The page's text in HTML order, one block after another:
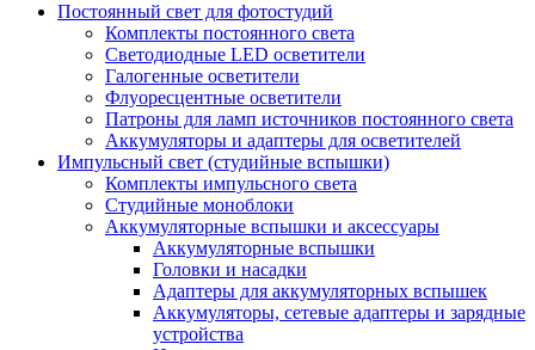
Постоянный свет для фотостудий
Комплекты постоянного света
Светодиодные LED осветители
Галогенные осветители
Флуоресцентные осветители
Патроны для ламп источников постоянного света
Аккумуляторы и адаптеры для осветителей
Импульсный свет (студийные вспышки)
Комплекты импульсного света
Студийные моноблоки
Аккумуляторные вспышки и аксессуары
Аккумуляторные вспышки
Головки и насадки
Адаптеры для аккумуляторных вспышек
Аккумуляторы, сетевые адаптеры и зарядные
устройства